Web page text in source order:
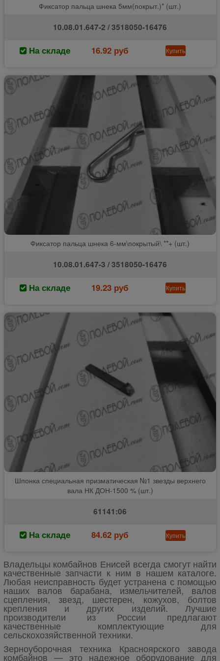
Фиксатор пальца шнека 5мм(покрыт.)* (шт.)
10.08.01.647-2 / 3518050-16476
На складе 16.92 руб Купить
Фиксатор пальца шнека 6-мм\покрытый\ **+ (шт.)
10.08.01.647-3 / 3518050-16476
На складе 19.23 руб Купить
Шпонка специальная призматическая №1 звезды верхнего
вала НК ДОН-1500 % (шт.)
61141:06
На складе 84.62 руб Купить
Владельцы комбайнов Енисей всегда смогут найти
качественные запчасти к ним в нашем каталоге.
Любая неисправность будет устранена с помощью
наших валов барабана, измельчителей, валов
сцепления, звезд, шестерен, кожухов, болтов
крепления и других изделий. Лучшие
производители из России предлагают
качественные комплектующие для
сельскохозяйственной техники.
Зерноуборочная техника Красноярского завода
комбайнов — это надежное оборудование для